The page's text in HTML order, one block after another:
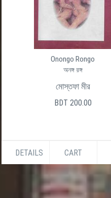
Onongo Rongo
অনঙ্গ রঙ্গ
মোস্তফা মীর
BDT 200.00
DETAILS CART